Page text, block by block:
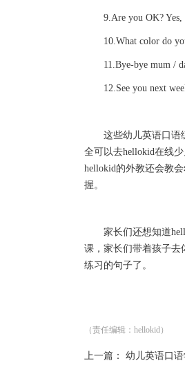
9.Are you OK? Yes, I
10.What color do
11.Bye-bye mum /
12.See you next
这些幼儿英语口语练
全可以去hellokid在线
hellokid的外教还会教
握。
家长们还想知道
课，家长们带着孩子去
练习的句子了。
（责任编辑：hellokid）
上一篇： 幼儿英语口